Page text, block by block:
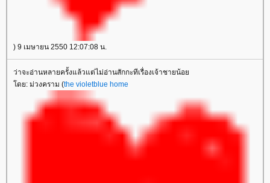
) 9 เมษายน 2550 12:07:08 น.
ว่าจะอ่านหลายครั้งแล้วแต่ไม่อ่านสักกะทีเรื่องเจ้าชายน้อ
ดย: ม่วงคราม (the violetblue home